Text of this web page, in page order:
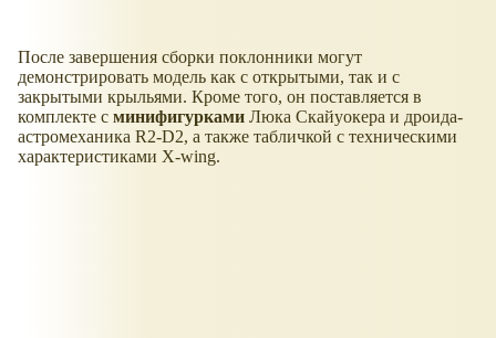
После завершения сборки поклонники могут
демонстрировать модель как с открытыми, так и с
закрытыми крыльями. Кроме того, он поставляется в
комплекте с минифигурками Люка Скайуокера и дроида-
астромеханика R2-D2, а также табличкой с техническими
характеристиками X-wing.